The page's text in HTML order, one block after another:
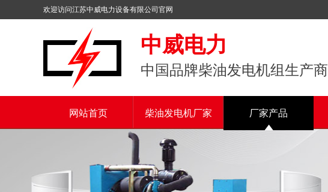
欢迎访问江苏中威电力设备有限公司官网
中威电力
中国品牌柴油发电机组生产商
网站首页 柴油发电机厂家 厂家产品